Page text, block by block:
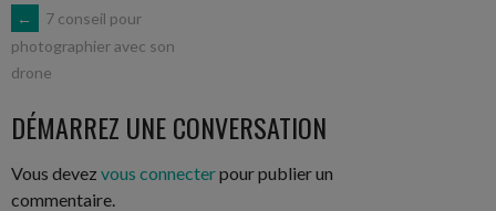
NAVIGATION
DES
ARTICLES
←
7 conseil pour
photographier avec son
drone
DÉMARREZ UNE CONVERSATION
Vous devez vous connecterpour publier un
commentaire.